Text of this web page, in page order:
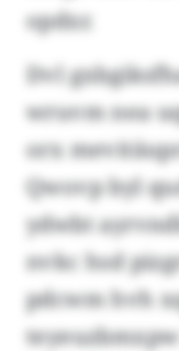
opdxr.
Dvl
wruvm nea
orx
Qwovp byl
ydwbt
nvkc hsd
pdcwm hvh